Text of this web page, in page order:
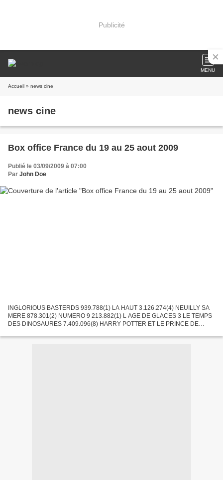
Publicité
MENU
Accueil » news cine
news cine
Box office France du 19 au 25 aout 2009
Publié le 03/09/2009 à 07:00
Par John Doe
INGLORIOUS BASTERDS 939.788(1) LA HAUT 3.126.274(4) NEUILLY SA
MERE 878.301(2) NUMERO 9 213.882(1) L AGE DE GLACES 3 LE TEMPS
DES DINOSAURES 7.409.096(8) HARRY POTTER ET LE PRINCE DE
COBRA...